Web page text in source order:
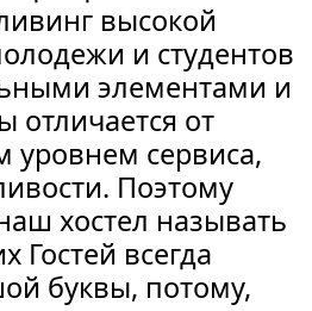
высокой
и студентов
элементами и
от
уровнем сервиса,
Поэтому
хостел называть
Гостей всегда
буквы, потому,